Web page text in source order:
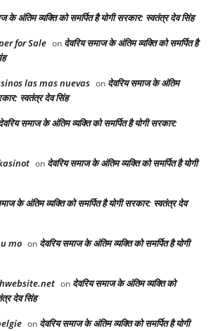
के अंतिम व्यक्ति को समर्पित है योगी सरकार: स्वतंत्र देव सिंह
for Sale on देवरिय समाज के अंतिम व्यक्ति को समर्पित है
las mas nuevas on देवरिय समाज के अंतिम
स्वतंत्र देव सिंह
समाज के अंतिम व्यक्ति को समर्पित है योगी सरकार:
on देवरिय समाज के अंतिम व्यक्ति को समर्पित है योगी
के अंतिम व्यक्ति को समर्पित है योगी सरकार: स्वतंत्र देव
mo on देवरिय समाज के अंतिम व्यक्ति को समर्पित है योगी
on देवरिय समाज के अंतिम व्यक्ति को
देव सिंह
on देवरिय समाज के अंतिम व्यक्ति को समर्पित है योगी